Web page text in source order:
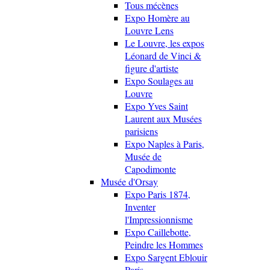
Tous mécènes
Expo Homère au
Louvre Lens
Le Louvre, les expos
Léonard de Vinci &
figure d'artiste
Expo Soulages au
Louvre
Expo Yves Saint
Laurent aux Musées
parisiens
Expo Naples à Paris,
Musée de
Capodimonte
Musée d'Orsay
Expo Paris 1874,
Inventer
l'Impressionnisme
Expo Caillebotte,
Peindre les Hommes
Expo Sargent Eblouir